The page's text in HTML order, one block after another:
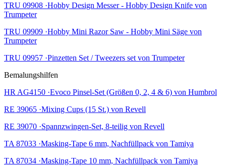
TRU 09908 ·Hobby Design Messer - Hobby Design Knife von
Trumpeter
TRU 09909 ·Hobby Mini Razor Saw - Hobby Mini Säge von
Trumpeter
TRU 09957 ·Pinzetten Set / Tweezers set von Trumpeter
Bemalungshilfen
HR AG4150 ·Evoco Pinsel-Set (Größen 0, 2, 4 & 6) von Humbrol
RE 39065 ·Mixing Cups (15 St.) von Revell
RE 39070 ·Spannzwingen-Set, 8-teilig von Revell
TA 87033 ·Masking-Tape 6 mm, Nachfüllpack von Tamiya
TA 87034 ·Masking-Tape 10 mm, Nachfüllpack von Tamiya